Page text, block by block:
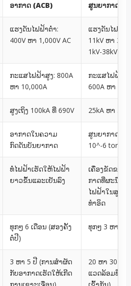
ອາກາດ (ACB)
ສູນຍາກາດ
ແຮງດັນໄຟຟ້າຕ່ໍາ:
400V ຫາ 1,000V AC
ແຮງດັນໄຟຟ້າ
11kV ຫາ
1kV-38kV)
ກະແສໄຟຟ້າສູງ: 800A
ຫາ 10,000A
ກະແສໄຟຟ້າປ
600A ຫາ
ສູງເຖິງ 100kA ທີ່ 690V 25kA ຫາ
ອາກາດໃນຄວາມ
ກົດດັນບັນຍາກາດ
ສູນຍາກາດ
10^-6 torr)
ທໍ່ໄຟຟ້າເຮັດໃຫ້ໄຟຟ້າ
ຍາວຂຶ້ນແລະເຢັນລົງ
ເຄື່ອງຂັດຂວາ
ກາດທີ່ຜະນຶກເ
ໄຟຟ້າໃນສູນປ
ທໍາອິດ
ທຸກໆ 6 ເດືອນ (ສອງຄັ້ງ
ຕໍ່ປີ)
ທຸກໆ 3 ຫາ 5 ປີ
3 ຫາ 5 ປີ (ການສໍາຜັດ
ກັບອາກາດເຮັດໃຫ້ເກີດ
20 ຫາ 30 ປີ
ແວດລ້ອມທີ່ຜະ